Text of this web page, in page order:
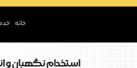
خانه
استخدام نگهبان و